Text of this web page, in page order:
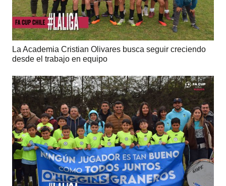
La Academia Cristian Olivares busca seguir creciendo
desde el trabajo en equipo